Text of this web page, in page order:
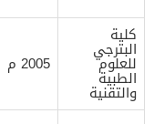
كلية
البترجي
للعلوم
الطبية
والتقنية
2005 م